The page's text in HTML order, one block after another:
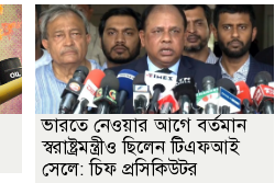
ভারতে নেওয়ার আগে বর্তমান
স্বরাষ্ট্রমন্ত্রীও ছিলেন টিএফআই
সেলে: চিফ প্রসিকিউটর